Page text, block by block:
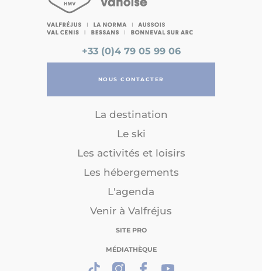
+33 (0)4 79 05 99 06
NOUS CONTACTER
La destination
Le ski
Les activités et loisirs
Les hébergements
L'agenda
Venir à Valfréjus
SITE PRO
MÉDIATHÈQUE